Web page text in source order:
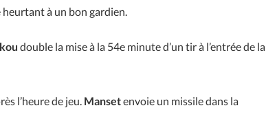
à un bon gardien.
double la mise à la 54e minute d’un tir à l’entrée de la
l’heure de jeu. Mansetenvoie un missile dans la